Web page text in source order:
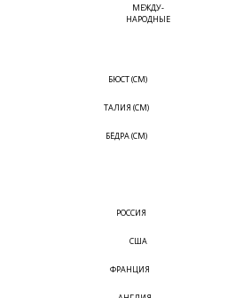
МЕЖДУ-
НАРОДНЫЕ
БЮСТ (СМ)
ТАЛИЯ (СМ)
БЁДРА (СМ)
РОССИЯ
США
ФРАНЦИЯ